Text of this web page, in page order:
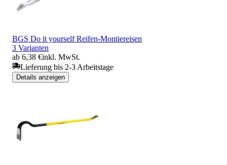
BGS Do it yourself Reifen-Montiereisen
3 Varianten
ab 6,38 €inkl. MwSt.
Lieferung bis 2-3 Arbeitstage
Details anzeigen